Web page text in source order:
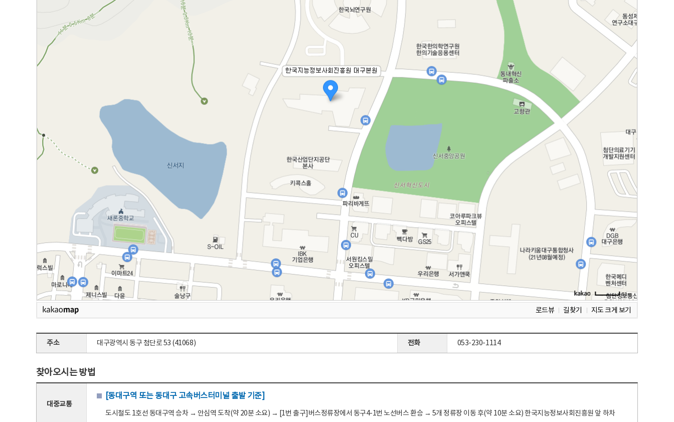
로드뷰 길찾기 지도 크게 보기
주소 대구광역시 동구 첨단로 53 (41068) 전화 053-230-1114
찾아오시는 방법
대중교통
[동대구역 또는 동대구 고속버스터미널 출발 기준]
도시철도 1호선 동대구역 승차 → 안심역 도착(약 20분 소요) → [1번 출구]버스정류장에서 동구4-1번 노선버스 환승 → 5개 정류장 이동 후(약 10분 소요) 한국지능정보사회진흥원 앞 하차